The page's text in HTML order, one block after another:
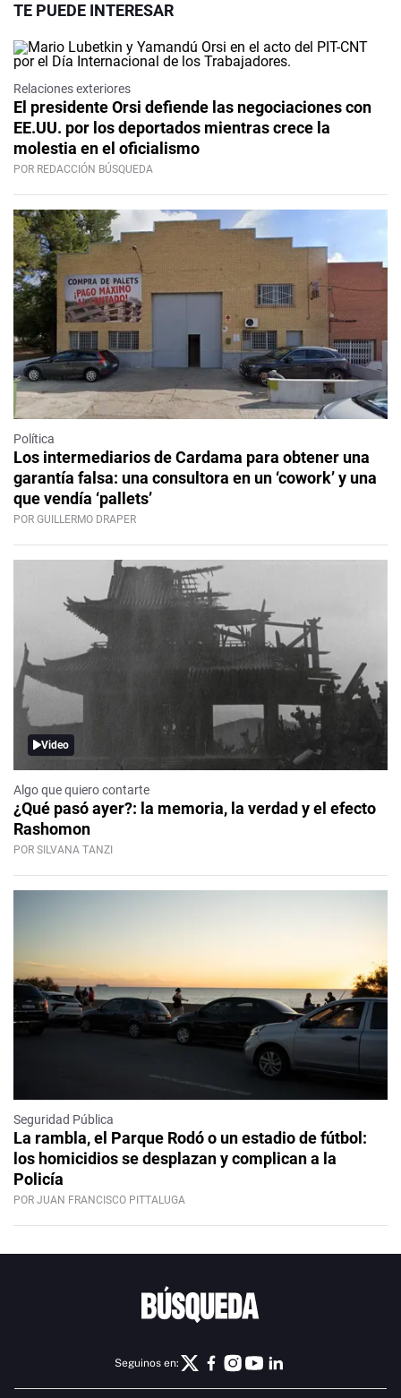
TE PUEDE INTERESAR
Relaciones exteriores
El presidente Orsi defiende las negociaciones con
EE.UU. por los deportados mientras crece la
molestia en el oficialismo
POR REDACCIÓN BÚSQUEDA
Política
Los intermediarios de Cardama para obtener una
garantía falsa: una consultora en un ‘cowork’ y una
que vendía ‘pallets’
POR GUILLERMO DRAPER
Video
Algo que quiero contarte
¿Qué pasó ayer?: la memoria, la verdad y el efecto
Rashomon
POR SILVANA TANZI
Seguridad Pública
La rambla, el Parque Rodó o un estadio de fútbol:
los homicidios se desplazan y complican a la
Policía
POR JUAN FRANCISCO PITTALUGA
Seguinos en: